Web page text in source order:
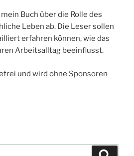
Buch über die Rolle des
Leben ab. Die Leser sollen
erfahren können, wie das
Arbeitsalltag beeinflusst.
und wird ohne Sponsoren